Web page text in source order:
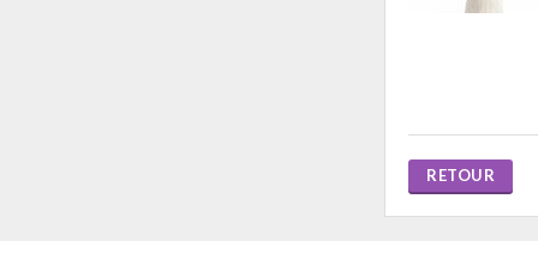
RETOUR